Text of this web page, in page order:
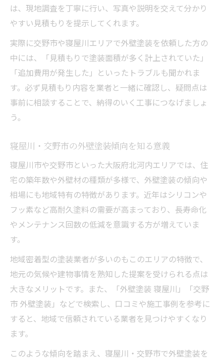
は、現地調査を丁寧に行い、写真や説明を交えて分かり
やすい見積もりを提示してくれます。
実際に交野市や寝屋川エリアで外壁塗装を依頼した方の
中には、「見積もりで塗装面積が多く計上されていた」
「追加費用が発生した」といったトラブルも聞かれま
す。必ず見積もり内容を業者と一緒に確認し、疑問点は
事前に相談することで、納得のいく工事につなげましょ
う。
寝屋川・交野市の外壁塗装傾向を知る意義
寝屋川市や交野市といった大阪府北河内エリアでは、住
宅の築年数や外壁材の種類が多様で、外壁塗装の傾向や
相場にも地域特有の特徴があります。近年はシリコンや
フッ素など高耐久塗料の需要が高まっており、長寿命化
やメンテナンス回数の低減を意識する方が増えていま
す。
地域密着型の塗装業者が多いのもこのエリアの特徴で、
地元の気候や建物事情を熟知した提案を受けられる点は
大きなメリットです。また、「外壁塗装 寝屋川」「交野
市 外壁塗装」などで検索し、口コミや施工事例を参考に
すると、地域で信頼されている業者を見つけやすくなり
ます。
このような傾向を踏まえ、寝屋川・交野市で外壁塗装を